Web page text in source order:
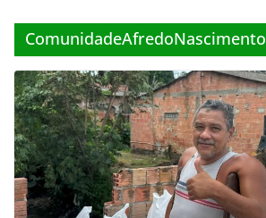
ComunidadeAfredoNascimento